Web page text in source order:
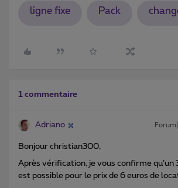
ligne fixe Pack
1 commentaire
Adriano
Bonjour christian300,
Après vérification, je vous confirme qu’un
est possible pour le prix de 6 euros de